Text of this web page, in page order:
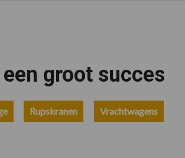
groot succes
Rupskranen Vrachtwagens